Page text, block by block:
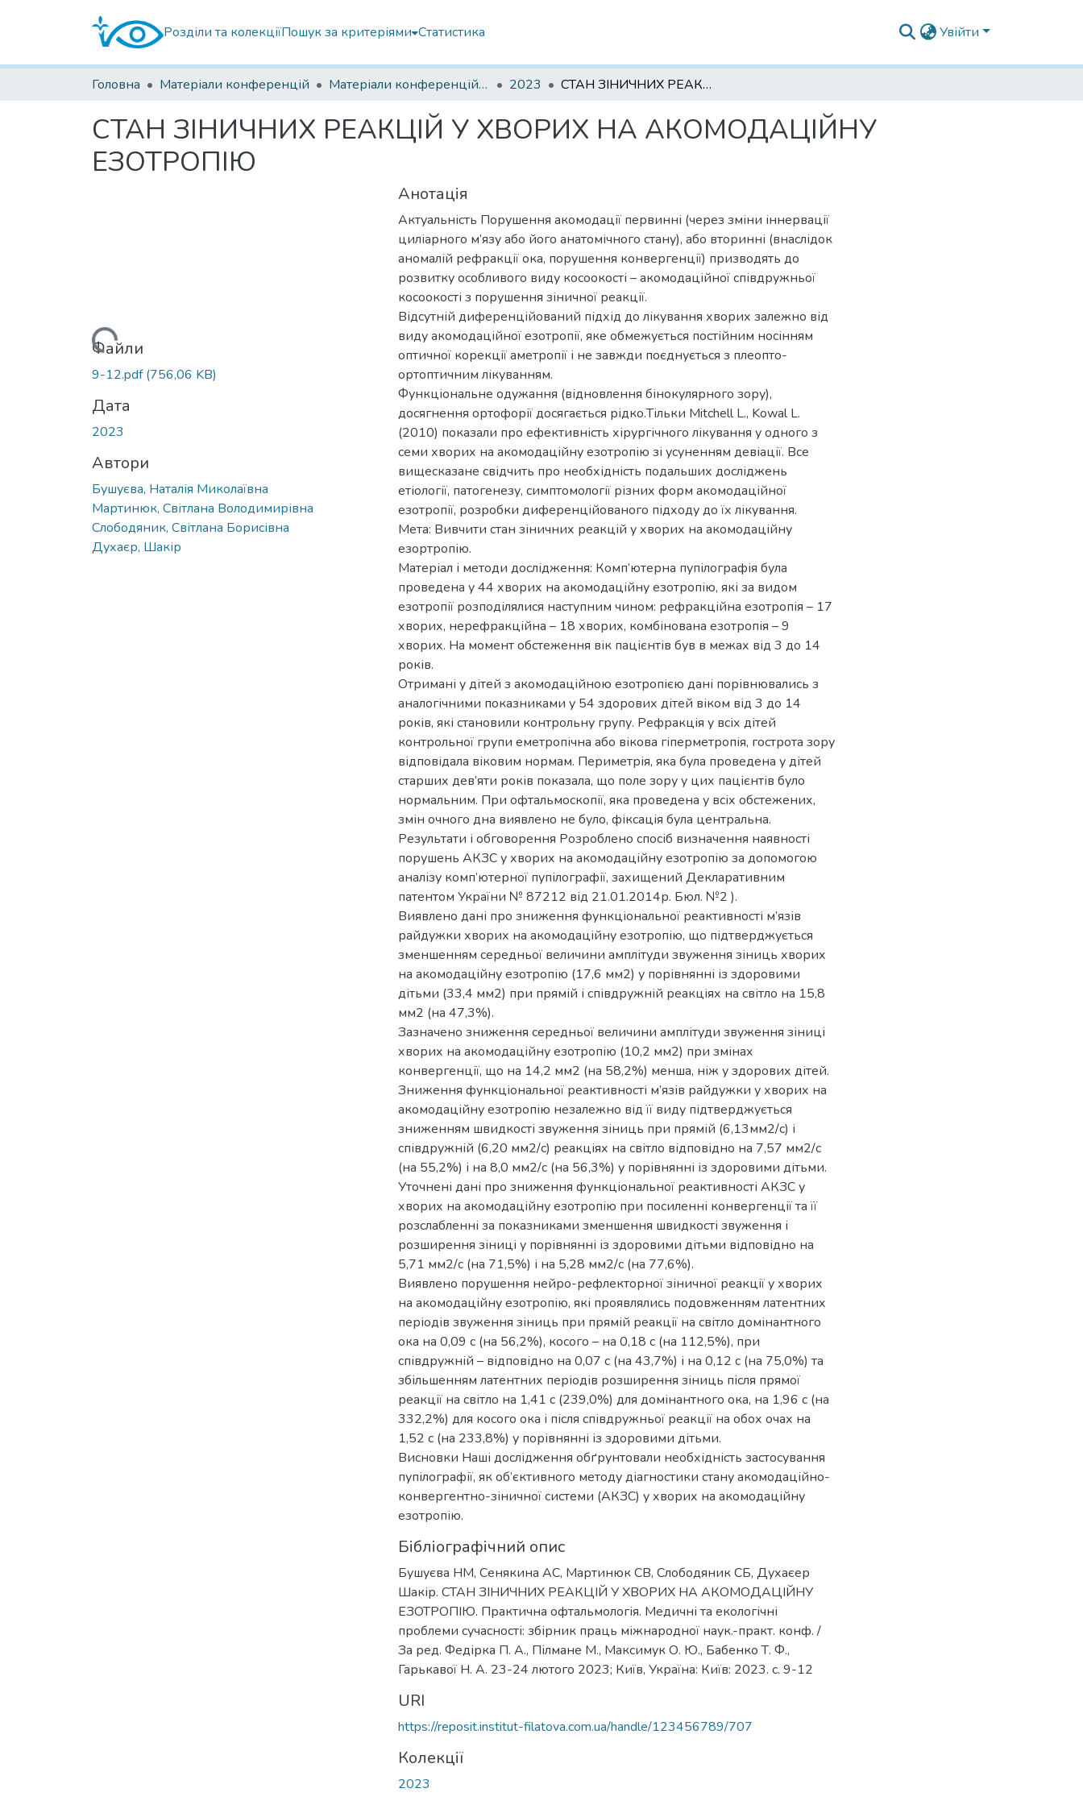
Розділи та колекціїПошук за критеріями Статистика Увійти
Головна Матеріали конференцій Матеріали конференцій інших установ 2023 СТАН ЗІНИЧНИХ РЕАКЦІЙ У ХВОРИХ НА АКОМОДАЦІЙНУ ЕЗОТРОПІЮ
СТАН ЗІНИЧНИХ РЕАКЦІЙ У ХВОРИХ НА АКОМОДАЦІЙНУ
ЕЗОТРОПІЮ
Вантажиться...
Файли
9-12.pdf(756,06 KB)
Дата
2023
Автори
Бушуєва, Наталія Миколаївна
Мартинюк, Світлана Володимирівна
Слободяник, Світлана Борисівна
Духаєр, Шакір
Анотація
Актуальність Порушення акомодації первинні (через зміни іннервації
циліарного м’язу або його анатомічного стану), або вторинні (внаслідок
аномалій рефракції ока, порушення конвергенції) призводять до
розвитку особливого виду косоокості – акомодаційної співдружньої
косоокості з порушення зіничної реакції.
Відсутній диференційований підхід до лікування хворих залежно від
виду акомодаційної езотропії, яке обмежується постійним носінням
оптичної корекції аметропії і не завжди поєднується з плеопто-
ортоптичним лікуванням.
Функціональне одужання (відновлення бінокулярного зору),
досягнення ортофорії досягається рідко.Тільки Mitchell L., Kowal L.
(2010) показали про ефективність хірургічного лікування у одного з
семи хворих на акомодаційну езотропію зі усуненням девіації. Все
вищесказане свідчить про необхідність подальших досліджень
етіології, патогенезу, симптомології різних форм акомодаційної
езотропії, розробки диференційованого підходу до їх лікування.
Мета: Вивчити стан зіничних реакцій у хворих на акомодаційну
езортропію.
Матеріал і методи дослідження: Комп’ютерна пупілографія була
проведена у 44 хворих на акомодаційну езотропію, які за видом
езотропії розподілялися наступним чином: рефракційна езотропія – 17
хворих, нерефракційна – 18 хворих, комбінована езотропія – 9
хворих. На момент обстеження вік пацієнтів був в межах від 3 до 14
років.
Отримані у дітей з акомодаційною езотропією дані порівнювались з
аналогічними показниками у 54 здорових дітей віком від 3 до 14
років, які становили контрольну групу. Рефракція у всіх дітей
контрольної групи еметропічна або вікова гіперметропія, гострота зору
відповідала віковим нормам. Периметрія, яка була проведена у дітей
старших дев’яти років показала, що поле зору у цих пацієнтів було
нормальним. При офтальмоскопії, яка проведена у всіх обстежених,
змін очного дна виявлено не було, фіксація була центральна.
Результати і обговорення Розроблено спосіб визначення наявності
порушень АКЗС у хворих на акомодаційну езотропію за допомогою
аналізу комп’ютерної пупілографії, захищений Декларативним
патентом України № 87212 від 21.01.2014р. Бюл. №2 ).
Виявлено дані про зниження функціональної реактивності м’язів
райдужки хворих на акомодаційну езотропію, що підтверджується
зменшенням середньої величини амплітуди звуження зіниць хворих
на акомодаційну езотропію (17,6 мм2) у порівнянні із здоровими
дітьми (33,4 мм2) при прямій і співдружній реакціях на світло на 15,8
мм2 (на 47,3%).
Зазначено зниження середньої величини амплітуди звуження зіниці
хворих на акомодаційну езотропію (10,2 мм2) при змінах
конвергенції, що на 14,2 мм2 (на 58,2%) менша, ніж у здорових дітей.
Зниження функціональної реактивності м’язів райдужки у хворих на
акомодаційну езотропію незалежно від її виду підтверджується
зниженням швидкості звуження зіниць при прямій (6,13мм2/с) і
співдружній (6,20 мм2/с) реакціях на світло відповідно на 7,57 мм2/с
(на 55,2%) і на 8,0 мм2/с (на 56,3%) у порівнянні із здоровими дітьми.
Уточнені дані про зниження функціональної реактивності АКЗС у
хворих на акомодаційну езотропію при посиленні конвергенції та її
розслабленні за показниками зменшення швидкості звуження і
розширення зіниці у порівнянні із здоровими дітьми відповідно на
5,71 мм2/с (на 71,5%) і на 5,28 мм2/с (на 77,6%).
Виявлено порушення нейро-рефлекторної зіничної реакції у хворих
на акомодаційну езотропію, які проявлялись подовженням латентних
періодів звуження зіниць при прямій реакції на світло домінантного
ока на 0,09 с (на 56,2%), косого – на 0,18 с (на 112,5%), при
співдружній – відповідно на 0,07 с (на 43,7%) і на 0,12 с (на 75,0%) та
збільшенням латентних періодів розширення зіниць після прямої
реакції на світло на 1,41 с (239,0%) для домінантного ока, на 1,96 с (на
332,2%) для косого ока і після співдружньої реакції на обох очах на
1,52 с (на 233,8%) у порівнянні із здоровими дітьми.
Висновки Наші дослідження обґрунтовали необхідність застосування
пупілографії, як об’єктивного методу діагностики стану акомодаційно-
конвергентно-зіничної системи (АКЗС) у хворих на акомодаційну
езотропію.
Бібліографічний опис
Бушуєва НМ, Сенякина АС, Мартинюк СВ, Слободяник СБ, Духаєер
Шакір. СТАН ЗІНИЧНИХ РЕАКЦІЙ У ХВОРИХ НА АКОМОДАЦІЙНУ
ЕЗОТРОПІЮ. Практична офтальмологія. Медичні та екологічні
проблеми сучасності: збірник праць міжнародної наук.-практ. конф. /
За ред. Федірка П. А., Пілмане М., Максимук О. Ю., Бабенко Т. Ф.,
Гарькавої Н. А. 23-24 лютого 2023; Київ, Україна: Київ: 2023. с. 9-12
URI
https://reposit.institut-filatova.com.ua/handle/123456789/707
Колекції
2023